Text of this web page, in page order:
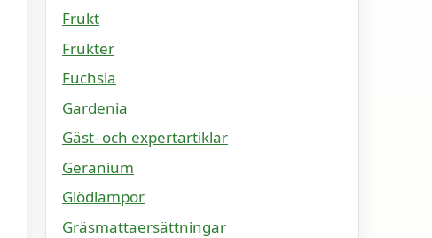
Frukt
Frukter
Fuchsia
Gardenia
Gäst- och expertartiklar
Geranium
Glödlampor
Gräsmattaersättningar